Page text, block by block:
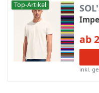
Top-Artikel
ab
inkl.